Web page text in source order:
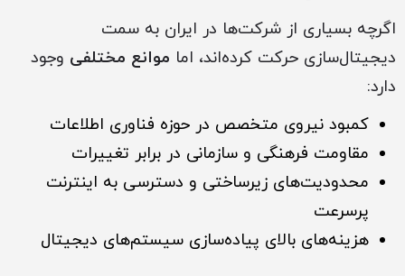
اگرچه بسیاری از شرکت‌ها در ایران به سمت
دیجیتال‌سازی حرکت کرده‌اند، اما موانع مختلفی وجود
دارد:
کمبود نیروی متخصص در حوزه فناوری اطلاعات
مقاومت فرهنگی و سازمانی در برابر تغییرات
محدودیت‌های زیرساختی و دسترسی به اینترنت
پرسرعت
هزینه‌های بالای پیاده‌سازی سیستم‌های دیجیتال